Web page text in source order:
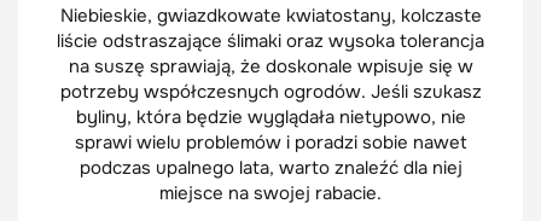
Niebieskie, gwiazdkowate kwiatostany, kolczaste
liście odstraszające ślimaki oraz wysoka tolerancja
na suszę sprawiają, że doskonale wpisuje się w
potrzeby współczesnych ogrodów. Jeśli szukasz
byliny, która będzie wyglądała nietypowo, nie
sprawi wielu problemów i poradzi sobie nawet
podczas upalnego lata, warto znaleźć dla niej
miejsce na swojej rabacie.